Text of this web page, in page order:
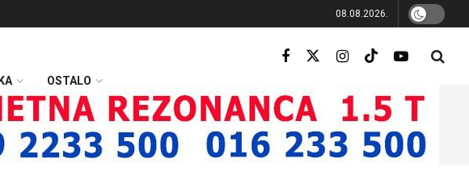
08.08.2026.
OSTALO